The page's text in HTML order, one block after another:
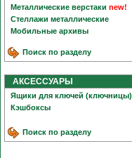
Металлические верстаки new!
Стеллажи металлические
Мобильные архивы
Поиск по разделу
АКСЕССУАРЫ
Ящики для ключей (ключницы)
Кэшбоксы
Поиск по разделу